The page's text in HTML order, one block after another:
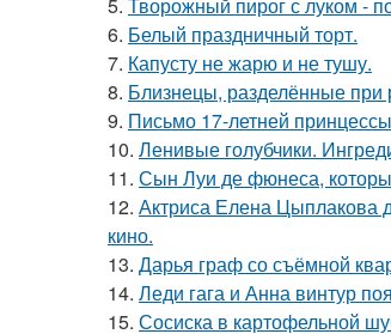
6. Белый праздничный торт.
7. Капусту не жарю и не тушу.
8. Близнецы, разделённые при
9. Письмо 17-летней
10. Ленивые голубчики.
11. Сын Луи де фюнеса,
12. Актриса Елена Цыплакова
кино.
13. Дарья граф со съёмной
14. Леди гага и Анна винтур
15. Сосиска в картофельной